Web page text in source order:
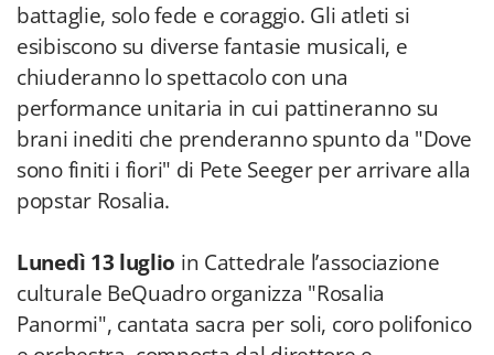
battaglie, solo fede e coraggio. Gli atleti si
esibiscono su diverse fantasie musicali, e
chiuderanno lo spettacolo con una
performance unitaria in cui pattineranno su
brani inediti che prenderanno spunto da "Dove
sono finiti i fiori" di Pete Seeger per arrivare alla
popstar Rosalia.
Lunedì 13 luglio in Cattedrale l’associazione
culturale BeQuadro organizza "Rosalia
Panormi", cantata sacra per soli, coro polifonico